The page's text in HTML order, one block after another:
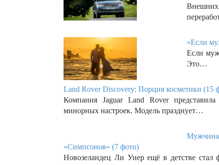
«Если
Если
Это…
Land Rover Discovery: Порция косметики (15
Компания Jaguar Land Rover
минорных настроек. Модель празднует…
Мужчина
«Симпсонов» (7 фото)
Новозеландец Ли Уиер ещё в детстве